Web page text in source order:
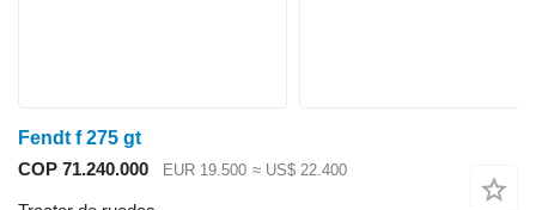
Fendt f 275 gt
COP 71.240.000
EUR 19.500 ≈ US$ 22.400